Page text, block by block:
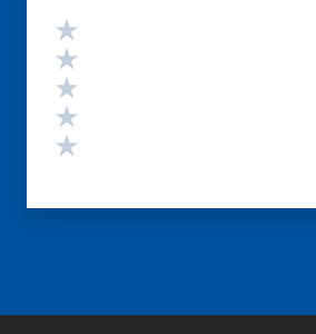
Valutazione